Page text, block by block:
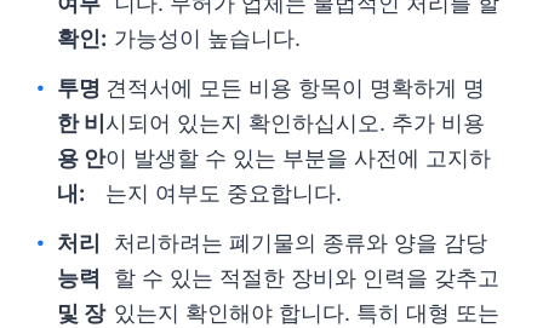
확인: 가능성이 높습니다.
투명
한 비
용 안
내:
견적서에 모든 비용 항목이 명확하게 명
시되어 있는지 확인하십시오. 추가 비용
이 발생할 수 있는 부분을 사전에 고지하
는지 여부도 중요합니다.
처리
능력
및 장
처리하려는 폐기물의 종류와 양을 감당
할 수 있는 적절한 장비와 인력을 갖추고
있는지 확인해야 합니다. 특히 대형 또는